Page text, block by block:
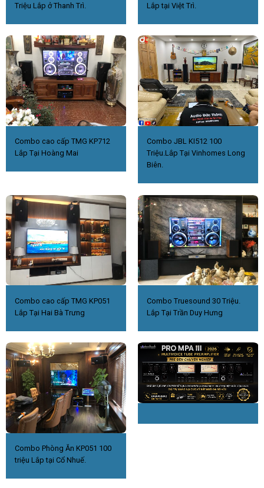
Triệu Lắp ở Thanh Trì.
Lắp tại Việt Trì.
Combo cao cấp TMG KP712
Lắp Tại Hoàng Mai
Combo JBL KI512 100
Triệu.Lắp Tại Vinhomes Long
Biên.
Combo cao cấp TMG KP051
Lắp Tại Hai Bà Trưng
Combo Truesound 30 Triệu.
Lắp Tại Trần Duy Hưng
Combo Phòng Ăn KP051 100
triệu Lắp tại Cổ Nhuế.